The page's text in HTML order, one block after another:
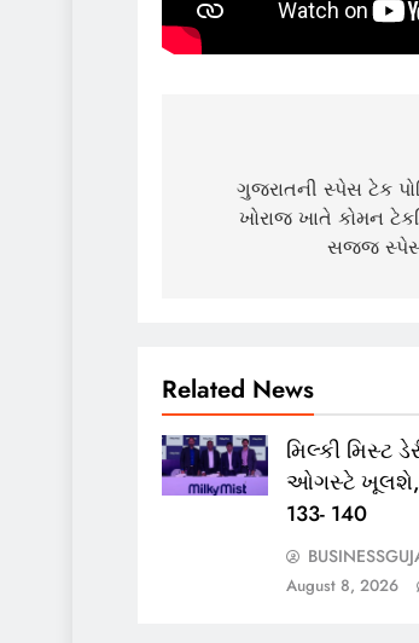
navigation
ગુજરાતની સ્પેસ ટેક
ખોરાજ ખાતે કોમન
સજ્જ સ્પેસ
Related News
મિલ્કી મિસ્ટ
ઓગસ્ટે ખૂલશે,
133- 140
August 8, 2026